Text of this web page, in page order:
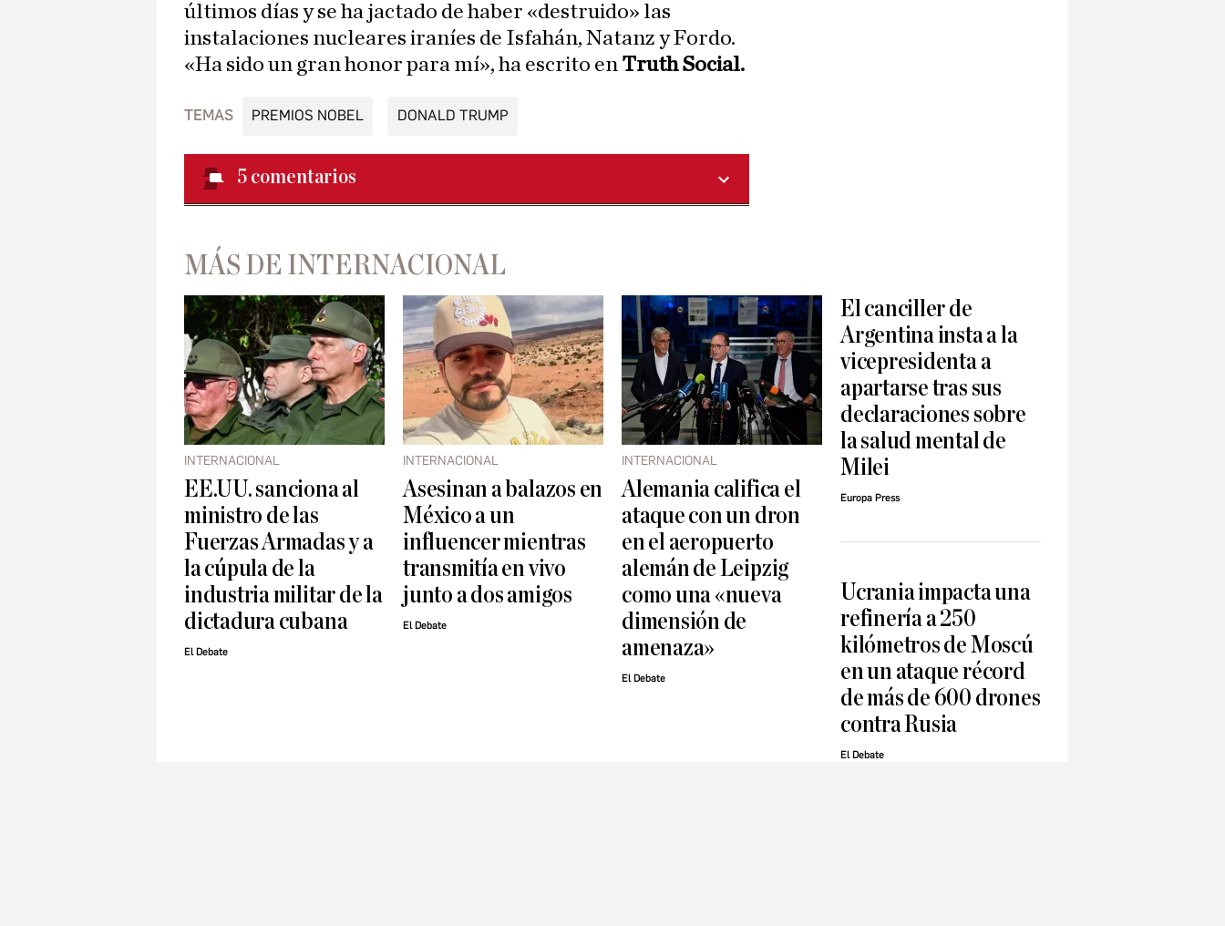
últimos días y se ha jactado de haber «destruido» las
instalaciones nucleares iraníes de Isfahán, Natanz y Fordo.
«Ha sido un gran honor para mí», ha escrito en Truth Social.
TEMAS PREMIOS NOBEL DONALD TRUMP
5 comentarios
MÁS DE INTERNACIONAL
INTERNACIONAL
EE.UU. sanciona al
ministro de las
Fuerzas Armadas y a
la cúpula de la
industria militar de la
dictadura cubana
El Debate
INTERNACIONAL
Asesinan a balazos en
México a un
influencer mientras
transmitía en vivo
junto a dos amigos
El Debate
INTERNACIONAL
Alemania califica el
ataque con un dron
en el aeropuerto
alemán de Leipzig
como una «nueva
dimensión de
amenaza»
El Debate
El canciller de
Argentina insta a la
vicepresidenta a
apartarse tras sus
declaraciones sobre
la salud mental de
Milei
Europa Press
Ucrania impacta una
refinería a 250
kilómetros de Moscú
en un ataque récord
de más de 600 drones
contra Rusia
El Debate